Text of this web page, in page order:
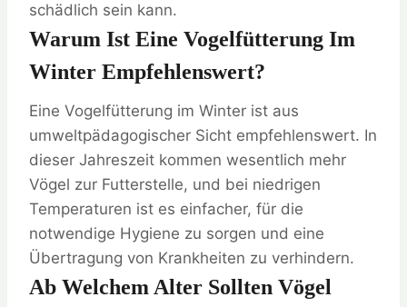
schädlich sein kann.
Warum Ist Eine Vogelfütterung Im
Winter Empfehlenswert?
Eine Vogelfütterung im Winter ist aus
umweltpädagogischer Sicht empfehlenswert. In
dieser Jahreszeit kommen wesentlich mehr
Vögel zur Futterstelle, und bei niedrigen
Temperaturen ist es einfacher, für die
notwendige Hygiene zu sorgen und eine
Übertragung von Krankheiten zu verhindern.
Ab Welchem Alter Sollten Vögel